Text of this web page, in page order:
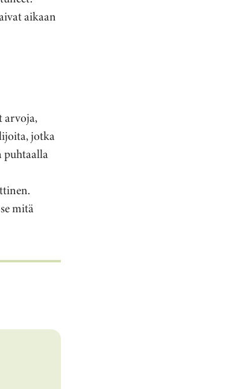
aikaan
arvoja,
jotka
puhtaalla
mitä